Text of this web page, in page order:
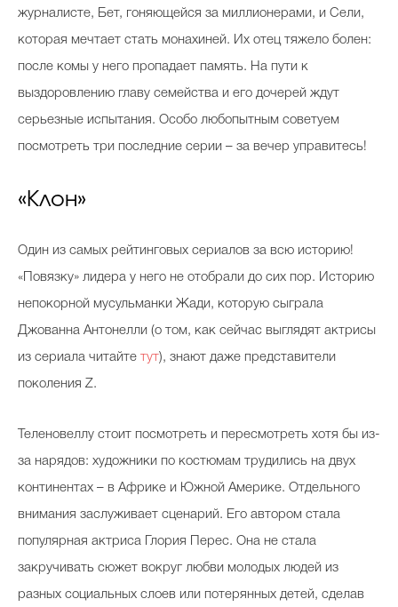
журналисте, Бет, гоняющейся за миллионерами, и Сели,
которая мечтает стать монахиней. Их отец тяжело болен:
после комы у него пропадает память. На пути к
выздоровлению главу семейства и его дочерей ждут
серьезные испытания. Особо любопытным советуем
посмотреть три последние серии – за вечер управитесь!
«Клон»
Один из самых рейтинговых сериалов за всю историю!
«Повязку» лидера у него не отобрали до сих пор. Историю
непокорной мусульманки Жади, которую сыграла
Джованна Антонелли (о том, как сейчас выглядят актрисы
из сериала читайте тут), знают даже представители
поколения Z.
Теленовеллу стоит посмотреть и пересмотреть хотя бы из-
за нарядов: художники по костюмам трудились на двух
континентах – в Африке и Южной Америке. Отдельного
внимания заслуживает сценарий. Его автором стала
популярная актриса Глория Перес. Она не стала
закручивать сюжет вокруг любви молодых людей из
разных социальных слоев или потерянных детей, сделав